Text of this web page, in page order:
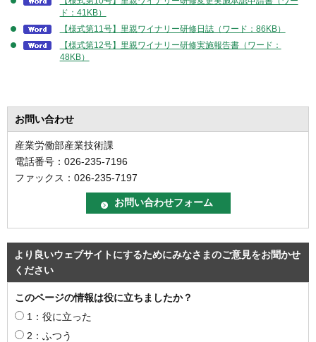
ド：41KB）
【様式第11号】里親ワイナリー研修日誌（ワード：86KB）
【様式第12号】里親ワイナリー研修実施報告書（ワード：
48KB）
お問い合わせ
産業労働部産業技術課
電話番号：026-235-7196
ファックス：026-235-7197
より良いウェブサイトにするためにみなさまのご意見をお聞かせ
ください
このページの情報は役に立ちましたか？
1：役に立った
2：ふつう